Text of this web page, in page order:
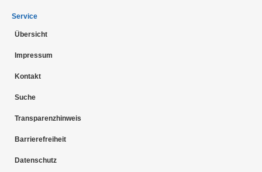
Service
Übersicht
Impressum
Kontakt
Suche
Transparenzhinweis
Barrierefreiheit
Datenschutz